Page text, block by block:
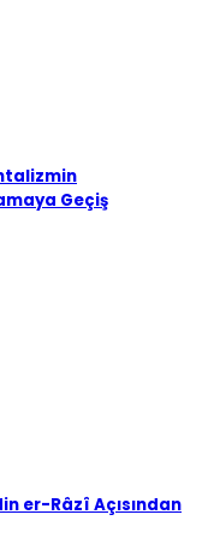
Geçiş
er-Râzî Açısından